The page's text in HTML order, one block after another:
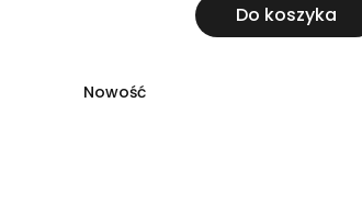
Do koszyka
Nowość